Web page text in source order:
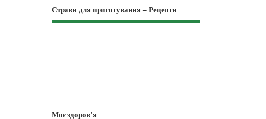
Страви для приготування – Рецепти
Моє здоров’я